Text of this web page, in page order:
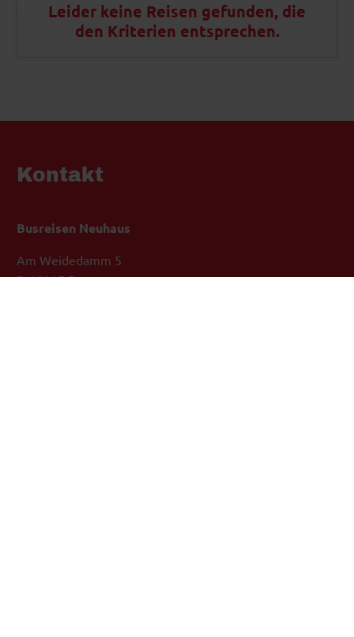
Leider keine Reisen gefunden, die
den Kriterien entsprechen.
Kontakt
Busreisen Neuhaus
Am Weidedamm 5
D-28215 Bremen